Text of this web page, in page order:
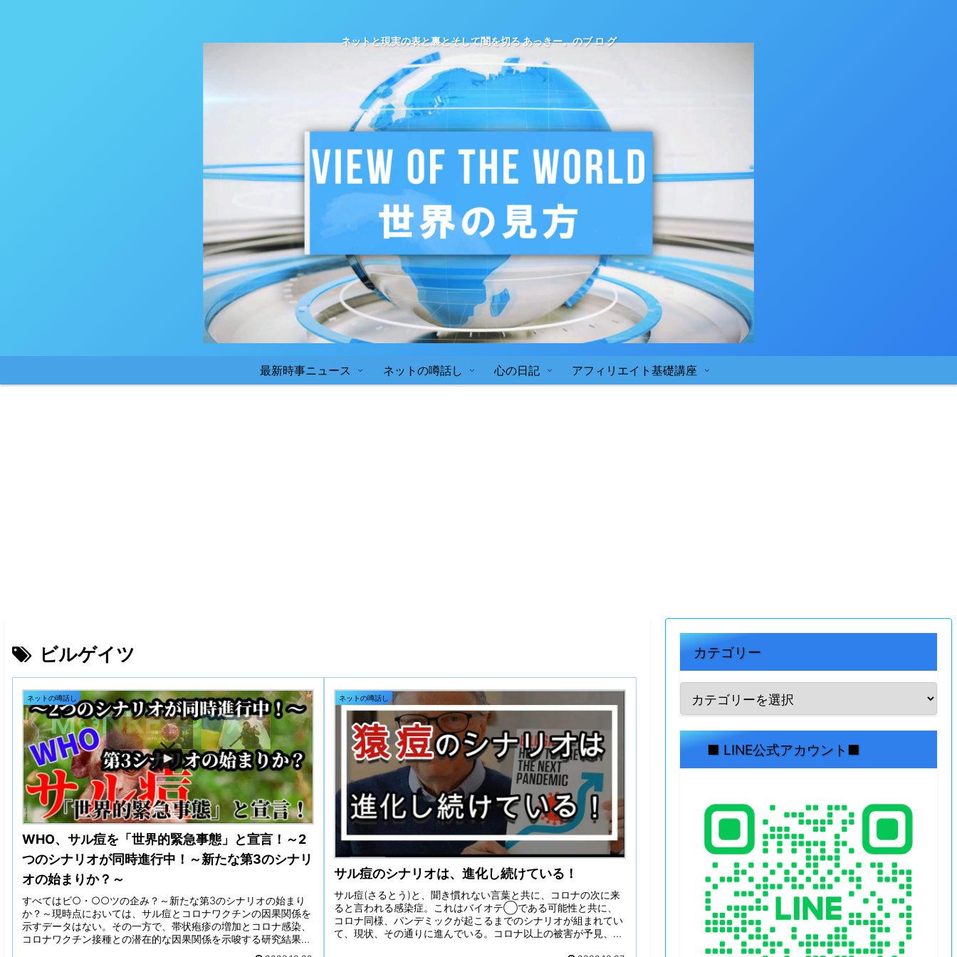
ネットと現実の表と裏とそして闇を切る あっきー。のブ ロ グ
最新時事ニュース ネットの噂話し 心の日記 アフィリエイト基礎講座
ビルゲイツ
ネットの噂話し
WHO、サル痘を「世界的緊急事態」と宣言！～2
つのシナリオが同時進行中！～新たな第3のシナリ
オの始まりか？～
すべてはビ○・○○ツの企み？～新たな第3のシナリオの始まり
か？～現時点においては、サル痘とコロナワクチンの因果関係を
示すデータはない。その一方で、帯状疱疹の増加とコロナ感染、
コロナワクチン接種との潜在的な因果関係を示唆する研究結果
ネットの噂話し
サル痘のシナリオは、進化し続けている！
サル痘(さるとう)と、聞き慣れない言葉と共に、コロナの次に来
ると言われる感染症。これはバイオテ◯である可能性と共に、
コロナ同様、パンデミックが起こるまでのシナリオが組まれてい
て、現状、その通りに進んでいる。コロナ以上の被害が予見、ビ
カテゴリー
■ LINE公式アカウント■